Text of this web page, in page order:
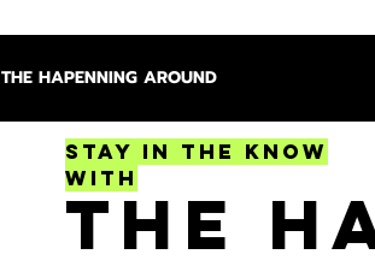
THE HAPENNING AROUND
Stay in the Know
With
The